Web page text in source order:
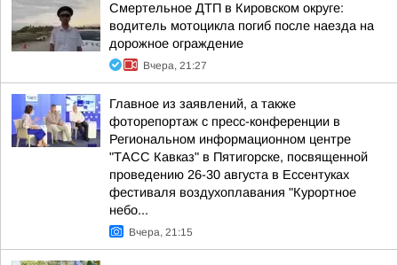
Смертельное ДТП в Кировском округе:
водитель мотоцикла погиб после наезда на
дорожное ограждение
Вчера, 21:27
Главное из заявлений, а также
фоторепортаж с пресс-конференции в
Региональном информационном центре
"ТАСС Кавказ" в Пятигорске, посвященной
проведению 26-30 августа в Ессентуках
фестиваля воздухоплавания "Курортное
небо...
Вчера, 21:15